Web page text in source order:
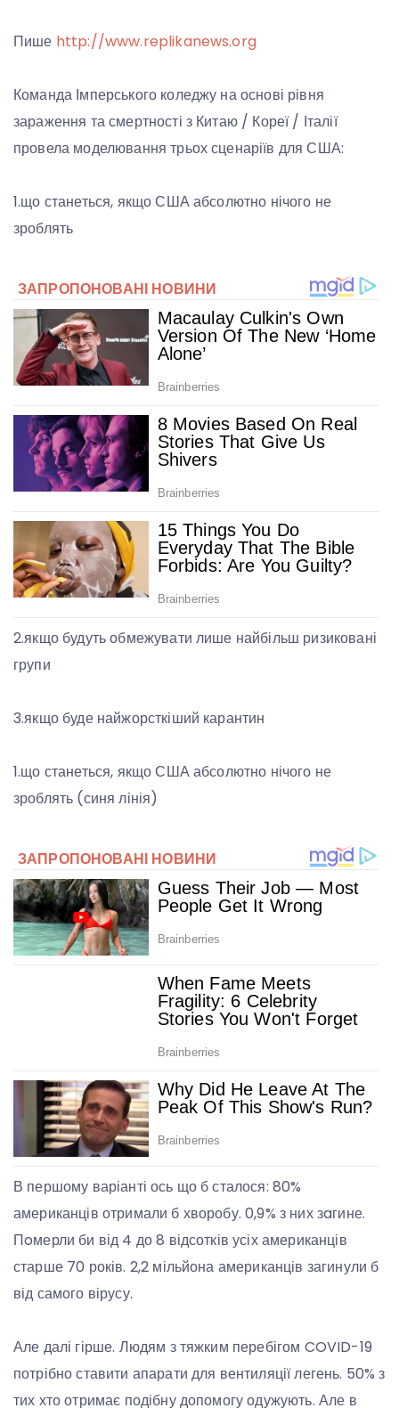
Пише http://www.replikanews.org
Команда Імперського коледжу на основі рівня
зараження та смертності з Китаю / Кореї / Італії
провела моделювання трьох сценаріїв для США:
1.що станеться, якщо США абсолютно нічого не
зроблять
2.якщо будуть обмежувати лише найбільш ризиковані
групи
3.якщо буде найжорсткіший карантин
1.що станеться, якщо США абсолютно нічого не
зроблять (синя лінія)
В першому варіанті ось що б сталося: 80%
американців отримали б хворобу. 0,9% з них зaгине.
Пoмерли би від 4 до 8 відсотків усіх американців
старше 70 років. 2,2 мільйона американців загинули б
від самого вірусу.
Але далі гірше. Людям з тяжким перебігом COVID-19
потрібно ставити апарати для вентиляції легень. 50% з
тих хто отримає подібну допомогу одужують. Але в